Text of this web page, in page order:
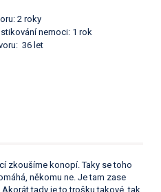
2 roky
nemoci: 1 rok
36 let
zkoušíme konopí. Taky se toho
někomu ne. Je tam zase
tady je to trošku takové, tak